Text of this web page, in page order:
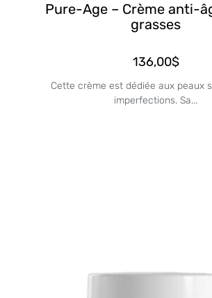
Pure-Age – Crème anti-
grasses
136,00$
Cette crème est dédiée aux peaux
imperfections. Sa...